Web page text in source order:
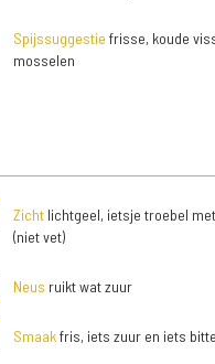
Spijssuggestie frisse, koude
mosselen
Zichtlichtgeel, ietsje troebel
(niet vet)
Neus ruikt wat zuur
Smaakfris, iets zuur en iets